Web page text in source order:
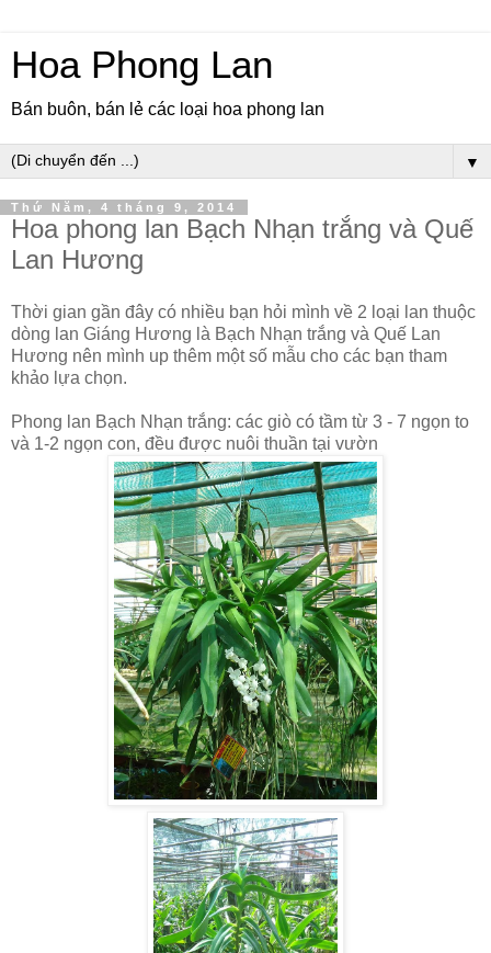
Hoa Phong Lan
Bán buôn, bán lẻ các loại hoa phong lan
▼
Thứ Năm, 4 tháng 9, 2014
Hoa phong lan Bạch Nhạn trắng và Quế
Lan Hương
Thời gian gần đây có nhiều bạn hỏi mình về 2 loại lan thuộc
dòng lan Giáng Hương là Bạch Nhạn trắng và Quế Lan
Hương nên mình up thêm một số mẫu cho các bạn tham
khảo lựa chọn.
Phong lan Bạch Nhạn trắng: các giò có tầm từ 3 - 7 ngọn to
và 1-2 ngọn con, đều được nuôi thuần tại vườn